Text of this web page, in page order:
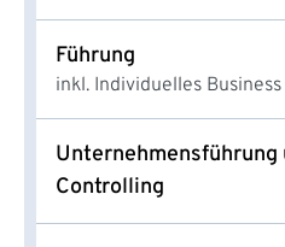
Führung
inkl. Individuelles
Controlling